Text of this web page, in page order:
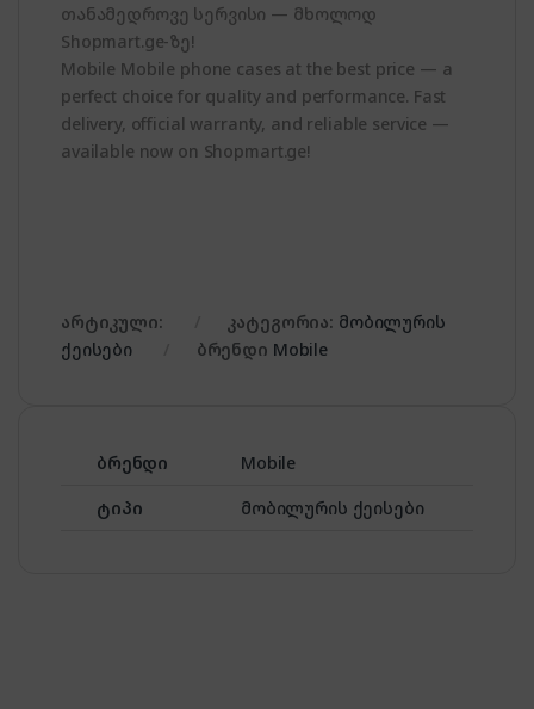
თანამედროვე სერვისი — მხოლოდ
Shopmart.ge-ზე!
Mobile Mobile phone cases at the best price — a
perfect choice for quality and performance. Fast
delivery, official warranty, and reliable service —
available now on Shopmart.ge!
არტიკული: კატეგორია: მობილურის
ქეისები
ბრენდი Mobile
ბრენდი
Mobile
ტიპი
მობილურის ქეისები